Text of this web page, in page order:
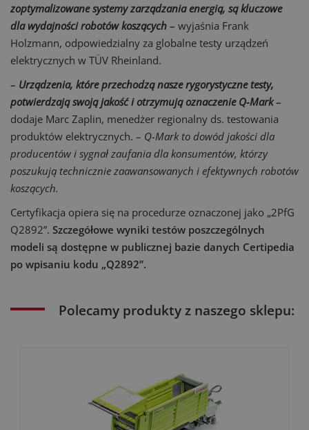
zoptymalizowane systemy zarządzania energią, są kluczowe
dla wydajności robotów koszących – wyjaśnia Frank
Holzmann, odpowiedzialny za globalne testy urządzeń
elektrycznych w TÜV Rheinland.
– Urządzenia, które przechodzą nasze rygorystyczne testy,
potwierdzają swoją jakość i otrzymują oznaczenie Q-Mark–
dodaje Marc Zaplin, menedżer regionalny ds. testowania
produktów elektrycznych. – Q-Mark to dowód jakości dla
producentów i sygnał zaufania dla konsumentów, którzy
poszukują technicznie zaawansowanych i efektywnych robotów
koszących.
Certyfikacja opiera się na procedurze oznaczonej jako „2PfG
Q2892”. Szczegółowe wyniki testów poszczególnych
modeli są dostępne w publicznej bazie danych Certipedia
po wpisaniu kodu „Q2892”.
Polecamy produkty z naszego sklepu: